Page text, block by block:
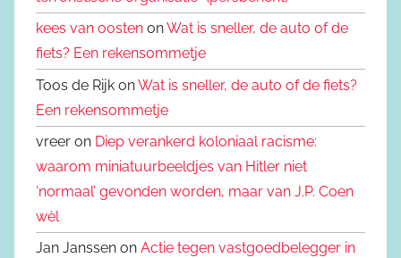
kees van oosten onWat is sneller, de auto of de
fiets? Een rekensommetje
Toos de Rijk onWat is sneller, de auto of de fiets?
Een rekensommetje
vreer on Diep verankerd koloniaal racisme:
waarom miniatuurbeeldjes van Hitler niet
‘normaal’ gevonden worden, maar van J.P. Coen
wèl
Jan Janssen on Actie tegen vastgoedbelegger in